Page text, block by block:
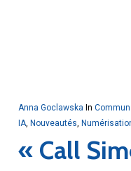
Anna Goclawska In
IA, Nouveautés
« Call